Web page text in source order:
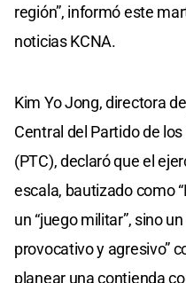
región”, informó este
noticias KCNA.
Kim Yo Jong, directora
Central del Partido de
(PTC), declaró que el
escala, bautizado como
un “juego militar”, sino
provocativo y agresivo”
planear una contienda